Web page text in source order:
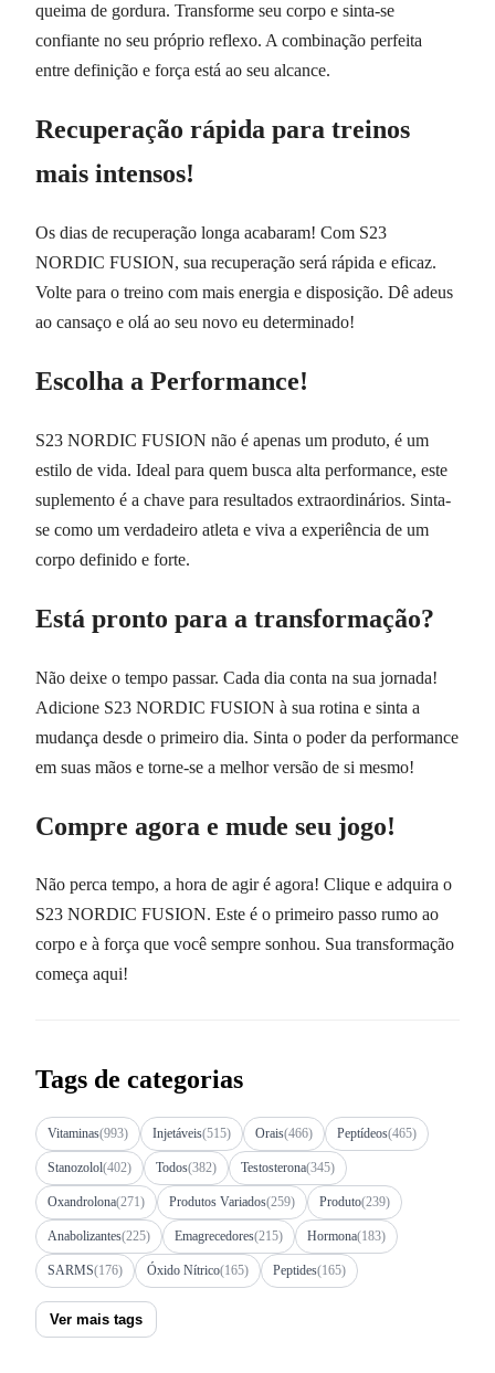
queima de gordura. Transforme seu corpo e sinta-se
confiante no seu próprio reflexo. A combinação perfeita
entre definição e força está ao seu alcance.
Recuperação rápida para treinos
mais intensos!
Os dias de recuperação longa acabaram! Com S23
NORDIC FUSION, sua recuperação será rápida e eficaz.
Volte para o treino com mais energia e disposição. Dê adeus
ao cansaço e olá ao seu novo eu determinado!
Escolha a Performance!
S23 NORDIC FUSION não é apenas um produto, é um
estilo de vida. Ideal para quem busca alta performance, este
suplemento é a chave para resultados extraordinários. Sinta-
se como um verdadeiro atleta e viva a experiência de um
corpo definido e forte.
Está pronto para a transformação?
Não deixe o tempo passar. Cada dia conta na sua jornada!
Adicione S23 NORDIC FUSION à sua rotina e sinta a
mudança desde o primeiro dia. Sinta o poder da performance
em suas mãos e torne-se a melhor versão de si mesmo!
Compre agora e mude seu jogo!
Não perca tempo, a hora de agir é agora! Clique e adquira o
S23 NORDIC FUSION. Este é o primeiro passo rumo ao
corpo e à força que você sempre sonhou. Sua transformação
começa aqui!
Tags de categorias
Vitaminas(993) Injetáveis(515) Orais(466) Peptídeos(465)
Stanozolol(402) Todos(382) Testosterona(345)
Oxandrolona(271) Produtos Variados(259) Produto(239)
Anabolizantes(225) Emagrecedores(215) Hormona(183)
SARMS(176) Óxido Nítrico(165) Peptides(165)
Ver mais tags